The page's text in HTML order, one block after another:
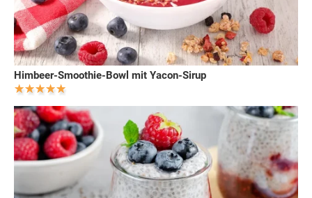
Himbeer-Smoothie-Bowl mit Yacon-Sirup